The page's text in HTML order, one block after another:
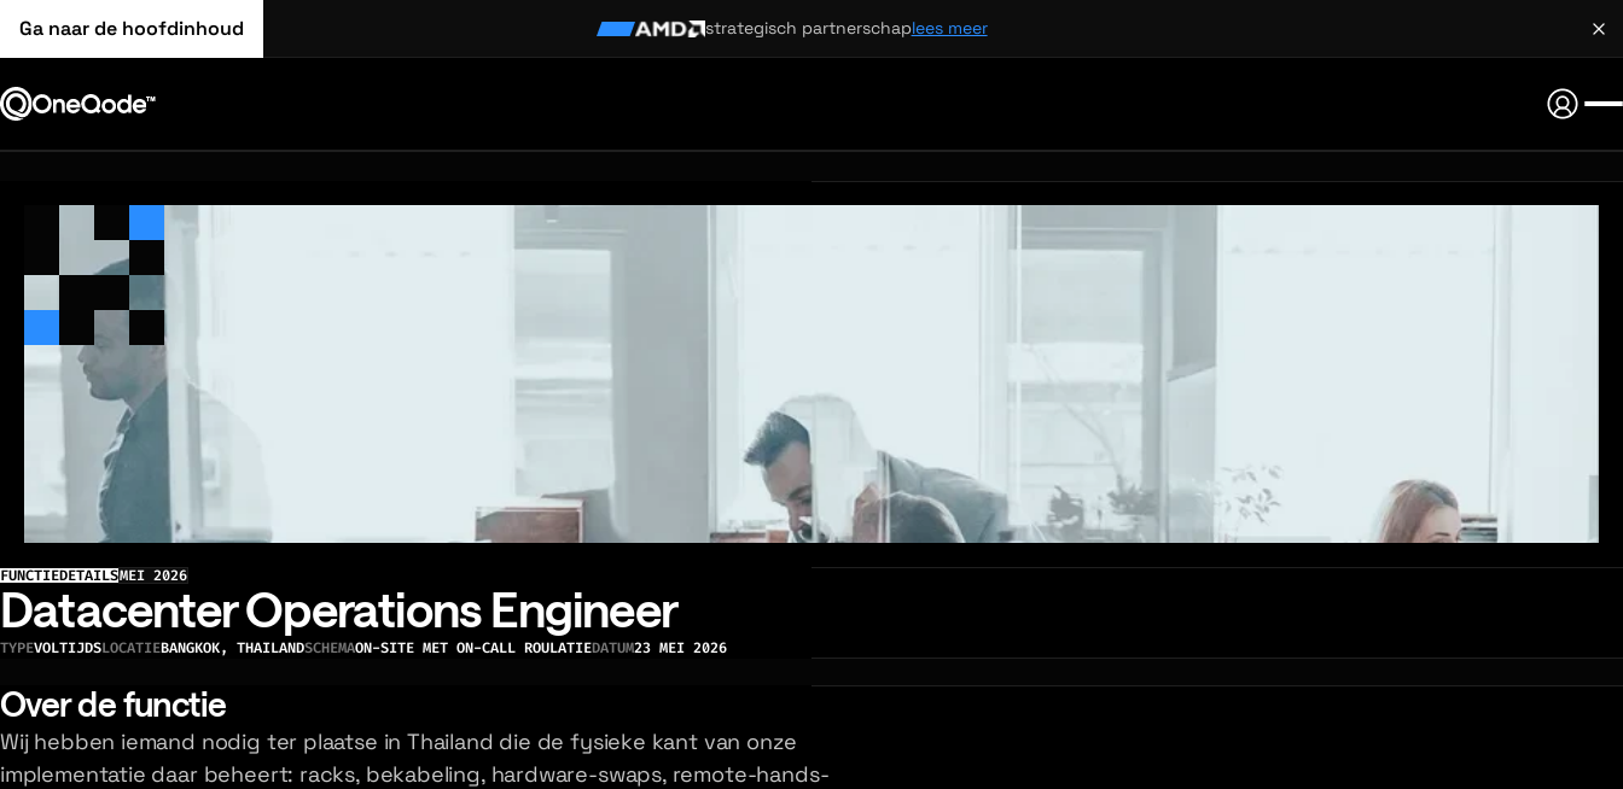
Ga naar de hoofdinhoud strategisch partnerschaplees meer
FUNCTIEDETAILSMEI 2026
Datacenter Operations Engineer
TYPEVOLTIJDSLOCATIEBANGKOK, THAILANDSCHEMAON-SITE MET ON-CALL ROULATIEDATUM23 MEI 2026
Over de functie
Wij hebben iemand nodig ter plaatse in Thailand die de fysieke kant van onze
implementatie daar beheert: racks, bekabeling, hardware-swaps, remote-hands-